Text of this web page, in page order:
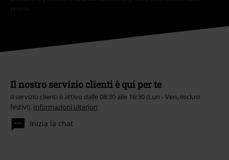
promo.
Il nostro servizio clienti è qui per te
Il servizio clienti è attivo dalle 08:30 alle 16:30 (Lun - Ven, esclusi
festivi). Informazioni ulteriori
Inizia la chat